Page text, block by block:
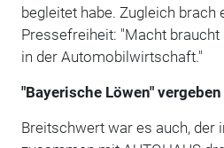
begleitet habe. Zugleich brach
Pressefreiheit: "Macht
in der Automobilwirtschaft."
"Bayerische Löwen" vergeben
Breitschwert war es auch, der